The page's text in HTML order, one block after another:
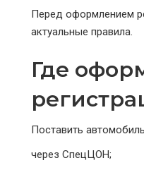
Перед оформлением
актуальные правила.
Где
Поставить
через СпецЦОН;